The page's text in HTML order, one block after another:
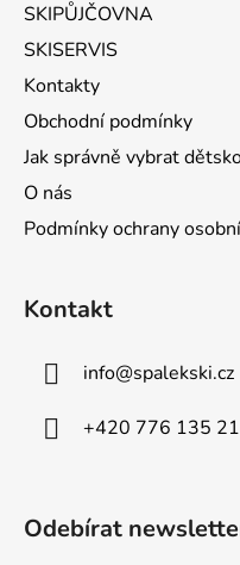
SKIPŮJČOVNA
SKISERVIS
Kontakty
Obchodní podmínky
Jak správně vybrat
O nás
Podmínky ochrany
Kontakt
info@spalekski.cz
+420 776 135
Odebírat